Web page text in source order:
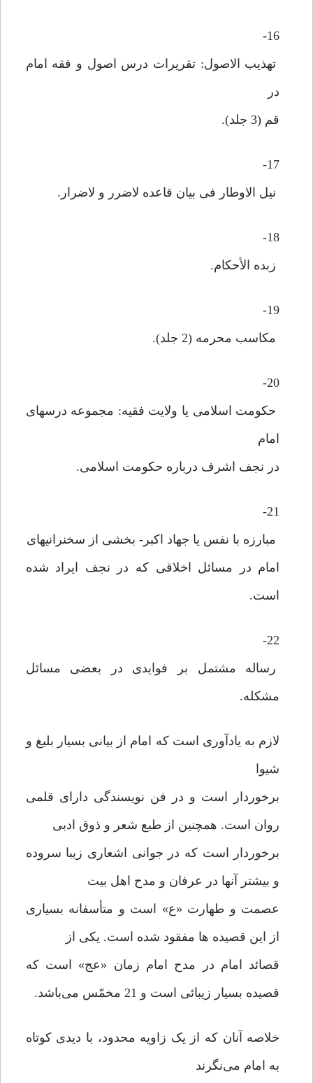
16-
تهذیب الاصول: تقریرات درس اصول و فقه امام
در
قم (3 جلد).
17-
نیل الاوطار فی بیان قاعده لاضرر و لاضرار.
18-
زبده الأحکام.
19-
مکاسب محرمه (2 جلد).
20-
حکومت اسلامی یا ولایت فقیه: مجموعه درسهای
امام
در نجف اشرف درباره حکومت اسلامی.
21-
مبارزه با نفس یا جهاد اکبر- بخشی از سخنرانیهای
امام در مسائل اخلاقی که در نجف ایراد شده
است.
22-
رساله مشتمل بر فوایدی در بعضی مسائل
مشکله.
لازم به یادآوری است که امام از بیانی بسیار بلیغ و
شیوا
برخوردار است و در فن نویسندگی دارای قلمی
روان است. همچنین از طبع شعر و ذوق ادبی
برخوردار است که در جوانی اشعاری زیبا سروده
و بیشتر آنها در عرفان و مدح اهل بیت
عصمت و طهارت «ع» است و متأسفانه بسیاری
از این قصیده ها مفقود شده است. یکی از
قصائد امام در مدح امام زمان «عج» است که
قصیده بسیار زیبائی است و 21 مخمّس می‌باشد.
خلاصه آنان که از یک زاویه محدود، با دیدی کوتاه
به امام می‌نگرند